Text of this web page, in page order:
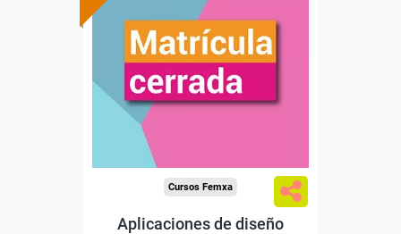
Cursos Femxa
Aplicaciones de diseño